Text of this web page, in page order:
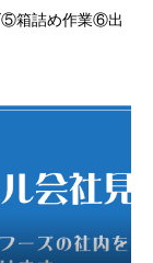
⑤箱詰め作業⑥出